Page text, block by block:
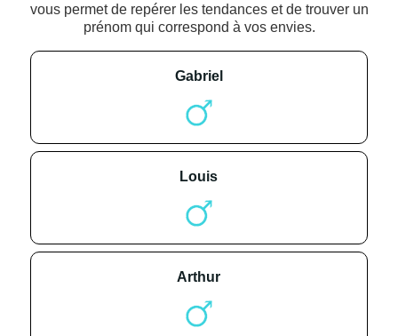
vous permet de repérer les tendances et de trouver un
prénom qui correspond à vos envies.
gabriel
louis
arthur